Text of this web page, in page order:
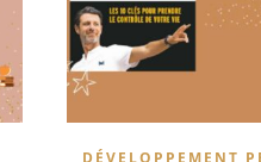
DÉVELOPPEMENT